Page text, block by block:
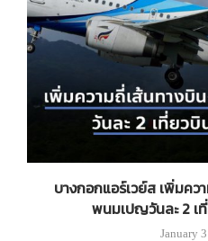
บางกอกแอร์เวย์ส เพิ่มค
พนมเปญวันละ 2 เ
January